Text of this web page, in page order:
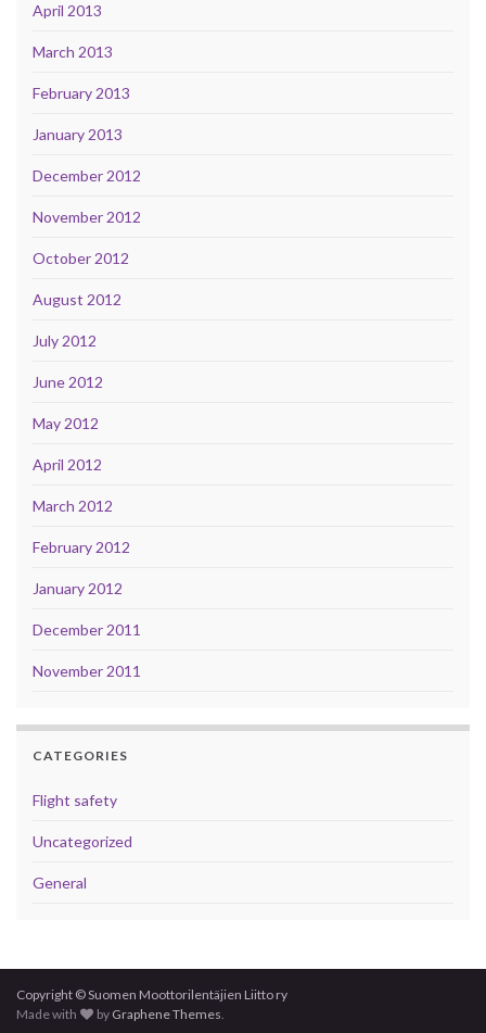
April 2013
March 2013
February 2013
January 2013
December 2012
November 2012
October 2012
August 2012
July 2012
June 2012
May 2012
April 2012
March 2012
February 2012
January 2012
December 2011
November 2011
CATEGORIES
Flight safety
Uncategorized
General
Copyright © Suomen Moottorilentäjien Liitto ry
Made with
by Graphene Themes.